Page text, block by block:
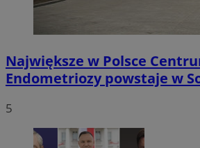
Największe w Polsce
Endometriozy powstaje w
5